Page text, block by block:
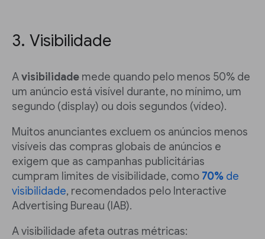
3. Visibilidade
Avisibilidade mede quando pelo menos 50% de
um anúncio está visível durante, no mínimo, um
segundo (display) ou dois segundos (vídeo).
Muitos anunciantes excluem os anúncios menos
visíveis das compras globais de anúncios e
exigem que as campanhas publicitárias
cumpram limites de visibilidade, como 70% de
visibilidade, recomendados pelo Interactive
Advertising Bureau (IAB).
A visibilidade afeta outras métricas: